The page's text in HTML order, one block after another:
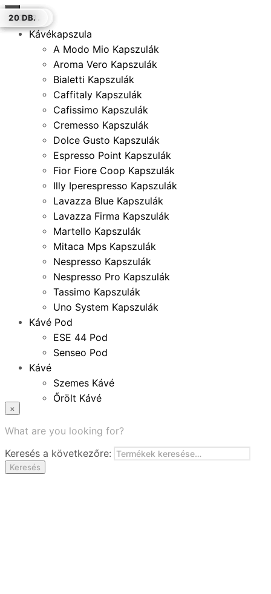
×
Kávékapszula
A Modo Mio Kapszulák
Aroma Vero Kapszulák
Bialetti Kapszulák
Caffitaly Kapszulák
Cafissimo Kapszulák
Cremesso Kapszulák
Dolce Gusto Kapszulák
Espresso Point Kapszulák
Fior Fiore Coop Kapszulák
Illy Iperespresso Kapszulák
Lavazza Blue Kapszulák
Lavazza Firma Kapszulák
Martello Kapszulák
Mitaca Mps Kapszulák
Nespresso Kapszulák
Nespresso Pro Kapszulák
Tassimo Kapszulák
Uno System Kapszulák
Kávé Pod
ESE 44 Pod
Senseo Pod
Kávé
Szemes Kávé
Őrölt Kávé
Instant Kávé
Zacskó Tea
Tartozékok
×
What are you looking for?
Keresés a következőre:
Keresés
100 GR.
20 DB.
100 GR.
20 DB.
100 GR.
120 DB.
20 DB.